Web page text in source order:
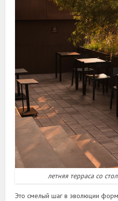
летняя терраса со
Это смелый шаг в эволюции